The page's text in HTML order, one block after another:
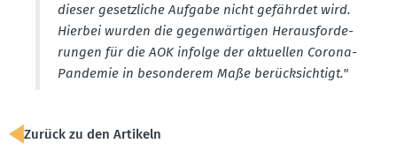
dieser gesetz­liche Aufgabe nicht gefährdet wird.
Hierbei wurden die gegen­wär­tigen Heraus­for­de­
rungen für die AOK infolge der aktuellen Corona-
Pandemie in beson­derem Maße berück­sichtigt."
Zurück zu den Artikeln